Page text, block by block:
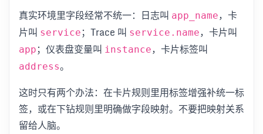
真实环境里字段经常不统一：日志叫 app_name，卡
片叫 service ；Trace 叫 service.name，卡片叫
app ；仪表盘变量叫 instance，卡片标签叫
address。
这时只有两个办法：在卡片规则里用标签增强补统一标
签，或在下钻规则里明确做字段映射。不要把映射关系
留给人脑。